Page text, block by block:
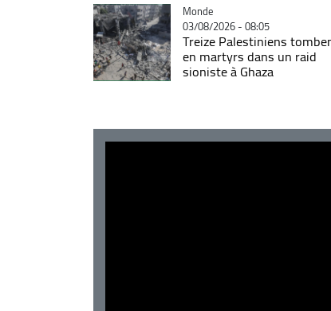
Catégorie
Monde
03/08/2026 - 08:05
Treize Palestiniens
en martyrs dans un raid
sioniste à Ghaza